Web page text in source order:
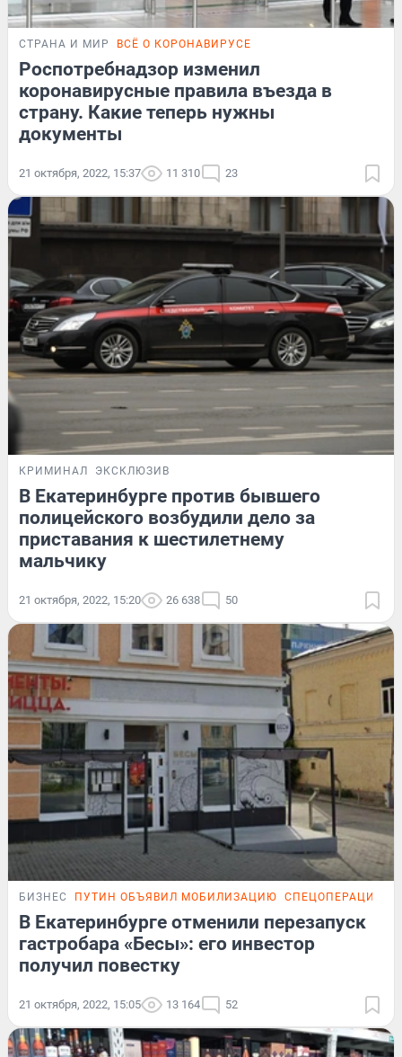
СТРАНА И МИР ВСЁ О КОРОНАВИРУСЕ
Роспотребнадзор изменил
коронавирусные правила въезда в
страну. Какие теперь нужны
документы
21 октября, 2022, 15:37 11 310 23
КРИМИНАЛ ЭКСКЛЮЗИВ
В Екатеринбурге против бывшего
полицейского возбудили дело за
приставания к шестилетнему
мальчику
21 октября, 2022, 15:20 26 638 50
БИЗНЕС ПУТИН ОБЪЯВИЛ МОБИЛИЗАЦИЮ СПЕЦОПЕРАЦИЯ
В Екатеринбурге отменили перезапуск
гастробара «Бесы»: его инвестор
получил повестку
21 октября, 2022, 15:05 13 164 52